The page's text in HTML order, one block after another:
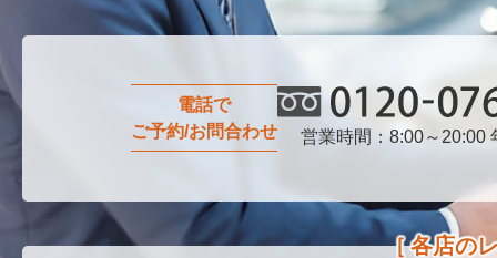
電話で
ご予約/お問合わせ
0120-076-750
営業時間：8:00～20:00
各店の